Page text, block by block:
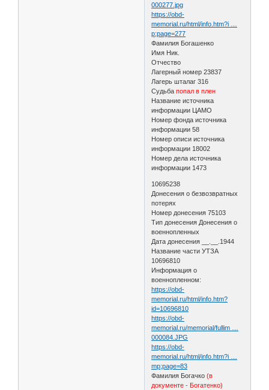
000277.jpg
https://obd-
memorial.ru/html/info.htm?i …
p;page=277
Фамилия Богашенко
Имя Ник.
Отчество
Лагерный номер 23837
Лагерь шталаг 316
Судьбапопал в плен
Название источника
информации ЦАМО
Номер фонда источника
информации 58
Номер описи источника
информации 18002
Номер дела источника
информации 1473
10695238
Донесения о безвозвратных
потерях
Номер донесения 75103
Тип донесения Донесения о
военнопленных
Дата донесения __.__.1944
Название части УТЗА
10696810
Информация о
военнопленном:
https://obd-
memorial.ru/html/info.htm?
id=10696810
https://obd-
memorial.ru/memorial/fullim …
000084.JPG
https://obd-
memorial.ru/html/info.htm?i …
mp;page=83
Фамилия Богачко(в
документе - Богатенко)